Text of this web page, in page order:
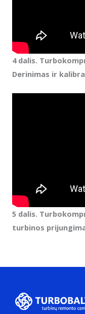
4 dalis.
Derinimas ir
5 dalis.
turbinos